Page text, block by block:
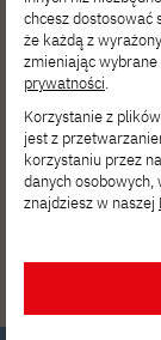
chcesz dostosować
że każdą z
zmieniając
prywatności.
Korzystanie z
jest z
korzystaniu przez
danych osobowych,
znajdziesz w naszej